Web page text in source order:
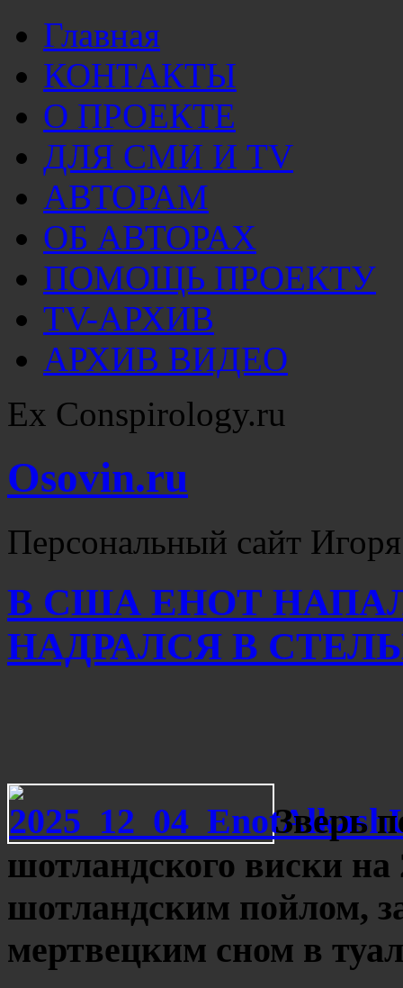
Главная
КОНТАКТЫ
О ПРОЕКТЕ
ДЛЯ СМИ И TV
АВТОРАМ
ОБ АВТОРАХ
ПОМОЩЬ ПРОЕКТУ
TV-АРХИВ
АРХИВ ВИДЕО
Ex Conspirology.ru
Osovin.ru
Персональный сайт
В США ЕНОТ
НАДРАЛСЯ В
Зверь
шотландского виски
шотландским пойлом,
мертвецким сном в